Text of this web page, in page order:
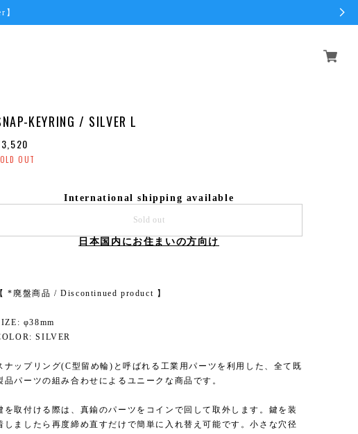
KEYRING / SILVER L
OUT
International shipping available
Sold out
日本国内にお住まいの方向け
【 *廃盤商品 / Discontinued product 】
φ38mm
SILVER
ナップリング(C型留め輪)と呼ばれる工業用パーツを利用した、全て既
品パーツの組み合わせによるユニークな商品です。
を取付ける際は、真鍮のパーツをコインで回して取外します。鍵を装
しましたら再度締め直すだけで簡単に入れ替え可能です。小さな穴径